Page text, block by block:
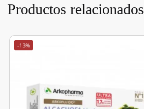
Productos relacionados
-13%